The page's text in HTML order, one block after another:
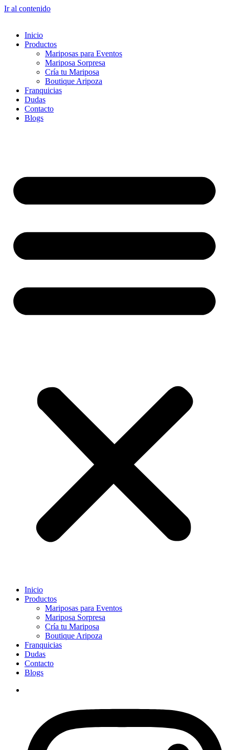
Ir al contenido
Inicio
Productos
Mariposas para Eventos
Mariposa Sorpresa
Cría tu Mariposa
Boutique Aripoza
Franquicias
Dudas
Contacto
Blogs
Inicio
Productos
Mariposas para Eventos
Mariposa Sorpresa
Cría tu Mariposa
Boutique Aripoza
Franquicias
Dudas
Contacto
Blogs